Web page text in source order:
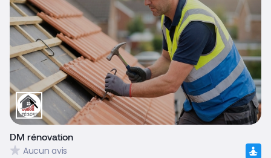
DM rénovation
Aucun avis